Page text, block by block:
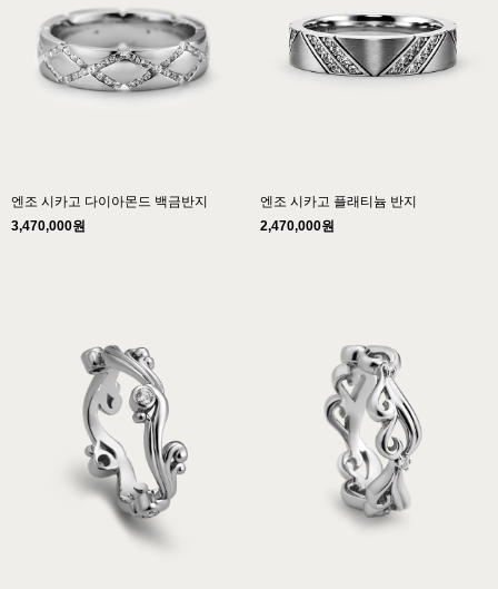
엔조 시카고 다이아몬드 백금반지
3,470,000원
엔조 시카고 플래티늄 반지
2,470,000원